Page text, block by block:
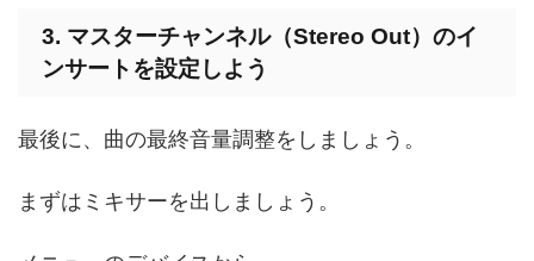
3. マスターチャンネル（Stereo Out）のイ
ンサートを設定しよう
最後に、曲の最終音量調整をしましょう。
まずはミキサーを出しましょう。